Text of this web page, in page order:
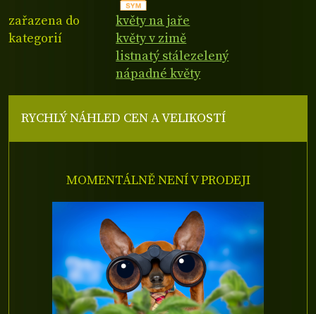
zařazena do
kategorií
květy na jaře
květy v zimě
listnatý stálezelený
nápadné květy
RYCHLÝ NÁHLED CEN A VELIKOSTÍ
MOMENTÁLNĚ NENÍ V PRODEJI